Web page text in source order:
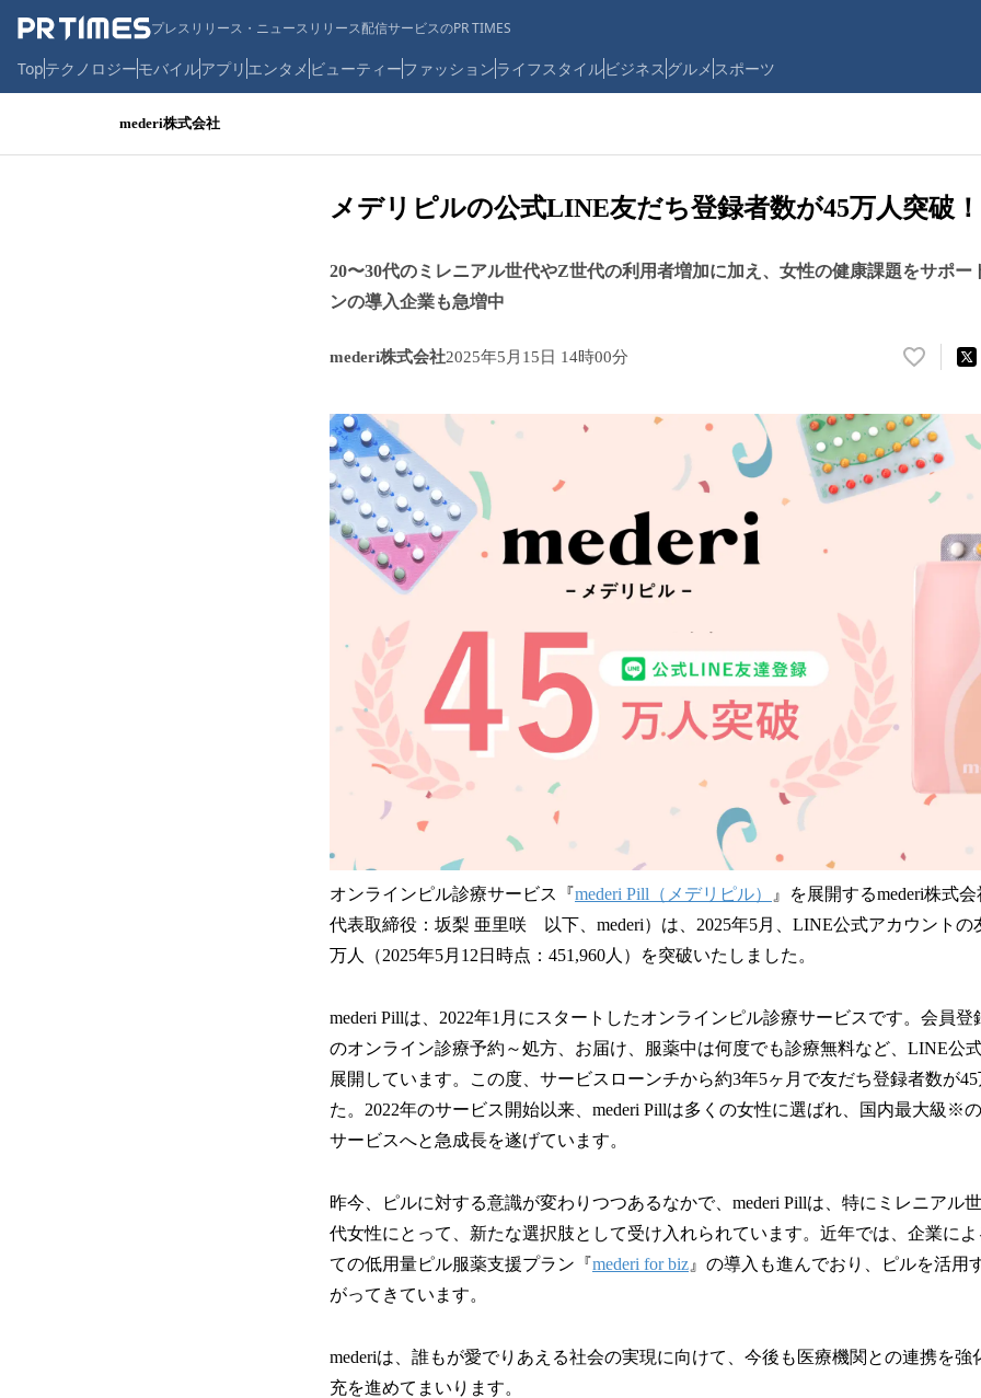
プレスリリース・ニュースリリース配信サービスのPR TIMES
Topテクノロジーモバイルアプリ エンタメ ビューティーファッションライフスタイルビジネス グルメ スポーツ
mederi株式会社
メデリピルの公式LINE友だち登録者数が45万人突破！
20〜30代のミレニアル世代やZ世代の利用者増加に加え、女性の健康課題をサポー
ンの導入企業も急増中
mederi株式会社2025年5月15日 14時00分
い
ね
！
数
を
読
オンラインピル診療サービス『mederi Pill（メデリピル）
』を展開するmederi株式
代表取締役：坂梨 亜里咲 以下、mederi）は、2025年5月、LINE公式アカウントの
万人（2025年5月12日時点：451,960人）を突破いたしました。
mederi Pillは、2022年1月にスタートしたオンラインピル診療サービスです。会員登
のオンライン診療予約～処方、お届け、服薬中は何度でも診療無料など、LINE公
展開しています。この度、サービスローンチから約3年5ヶ月で友だち登録者数が
た。2022年のサービス開始以来、mederi Pillは多くの女性に選ばれ、国内最大級※
サービスへと急成長を遂げています。
昨今、ピルに対する意識が変わりつつあるなかで、mederi Pillは、特にミレニアル
代女性にとって、新たな選択肢として受け入れられています。近年では、企業に
ての低用量ピル服薬支援プラン『mederi for biz 』の導入も進んでおり、ピルを活用
がってきています。
mederiは、誰もが愛でりあえる社会の実現に向けて、今後も医療機関との連携を強
充を進めてまいります。